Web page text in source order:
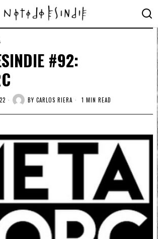
#92:
BY CARLOS RIERA 1 MIN READ